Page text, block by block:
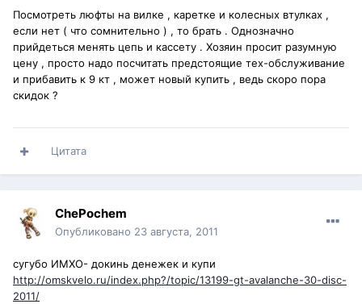
Посмотреть люфты на вилке , каретке и колесных втулках ,
если нет ( что сомнительно ) , то брать . Однозначно
прийдеться менять цепь и кассету . Хозяин просит разумную
цену , просто надо посчитать предстоящие тех-обслуживание
и прибавить к 9 кт , может новый купить , ведь скоро пора
скидок ?
Цитата
ChePochem
Опубликовано 23 августа, 2011
сугубо ИМХО- докинь денежек и купи
http://omskvelo.ru/index.php?/topic/13199-gt-avalanche-30-disc-
2011/